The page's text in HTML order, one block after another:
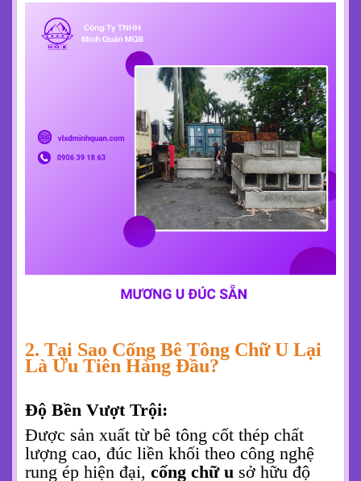
trình lên đến hàng chục năm.
bằng bê tông chính là câu trả lời hoàn
hảo.
Khác với các loại cống tròn thông thường,
thiết kế hình chữ U độc đáo mang lại khả
năng chịu tải trọng cực kỳ cao. Khi được
lắp đặt đúng kỹ thuật, nó tạo thành một kết
cấu vững chãi, phân tán lực đều ra hai bên
thành, giúp chống lại áp lực từ phương tiện
giao thông hạng nặng và các tác động của
lún sụt nền đất. Đây là điểm then chốt
cống chữ utrở thành tiêu chuẩn